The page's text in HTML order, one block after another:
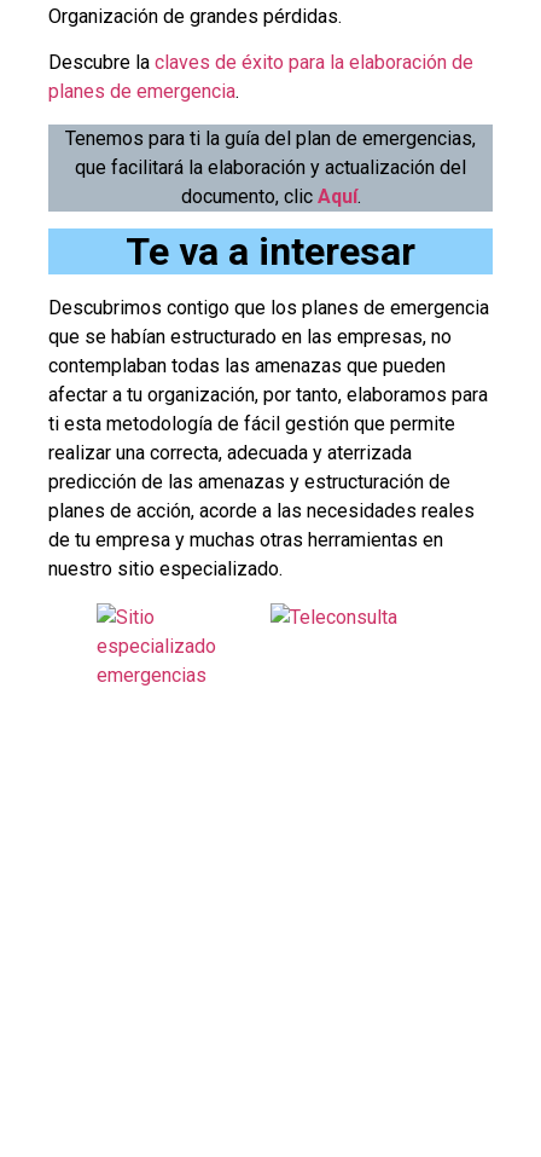
Organización de grandes pérdidas.
Descubre la claves de éxito para la elaboración de
planes de emergencia.
Tenemos para ti la guía del plan de emergencias,
que facilitará la elaboración y actualización del
documento, clic Aquí.
Te va a interesar
Descubrimos contigo que los planes de emergencia
que se habían estructurado en las empresas, no
contemplaban todas las amenazas que pueden
afectar a tu organización, por tanto, elaboramos para
ti esta metodología de fácil gestión que permite
realizar una correcta, adecuada y aterrizada
predicción de las amenazas y estructuración de
planes de acción, acorde a las necesidades reales
de tu empresa y muchas otras herramientas en
nuestro sitio especializado.